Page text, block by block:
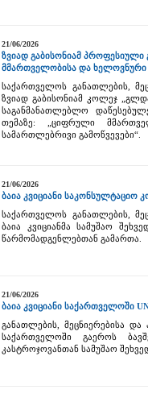
21/06/2026
ზვიად გაბისონიამ
მმართველობისა და ხელოვნური
საქართველოს განათლების,
ზვიად გაბისონიამ კოლეჯ
საგანმანათლებლო
თემაზე: „ციფრული
სამართლებრივი გამოწვევები“.
21/06/2026
ბაია კვიციანი საკონსულტაციო
საქართველოს განათლების,
ბაია კვიციანმა სამუშაო
წარმომადგენლებთან გამართა.
21/06/2026
ბაია კვიციანი საქართველოში
განათლების, მეცნიერებისა
საქართველოში გაეროს
კასტროჯოვანთან სამუშაო